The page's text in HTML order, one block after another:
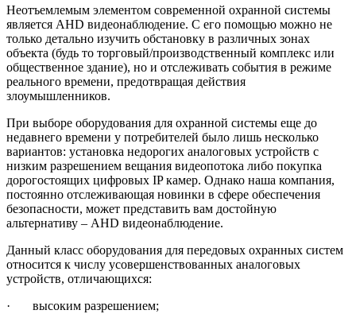
Неотъемлемым элементом современной охранной системы
является AHD видеонаблюдение. С его помощью можно не
только детально изучить обстановку в различных зонах
объекта (будь то торговый/производственный комплекс или
общественное здание), но и отслеживать события в режиме
реального времени, предотвращая действия
злоумышленников.
При выборе оборудования для охранной системы еще до
недавнего времени у потребителей было лишь несколько
вариантов: установка недорогих аналоговых устройств с
низким разрешением вещания видеопотока либо покупка
дорогостоящих цифровых IP камер. Однако наша компания,
постоянно отслеживающая новинки в сфере обеспечения
безопасности, может представить вам достойную
альтернативу – AHD видеонаблюдение.
Данный класс оборудования для передовых охранных систем
относится к числу усовершенствованных аналоговых
устройств, отличающихся:
· высоким разрешением;